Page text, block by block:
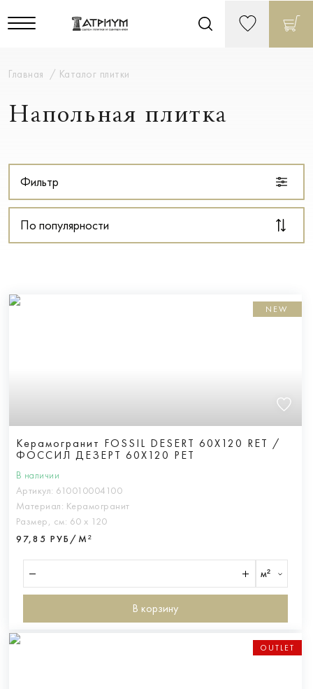
Главная Каталог плитки
Напольная плитка
Фильтр
По популярности
NEW
Керамогранит FOSSIL DESERT 60X120 RET /
ФОССИЛ ДЕЗЕРТ 60X120 РЕТ
В наличии
Артикул: 610010004100
Материал: Керамогранит
Размер, см: 60 х 120
97,85 РУБ/М²
м²
В корзину
OUTLET